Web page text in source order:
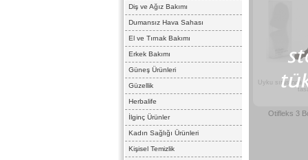
Diş ve Ağız Bakımı
Dumansız Hava Sahası
El ve Tırnak Bakımı
Erkek Bakımı
Güneş Ürünleri
Güzellik
Herbalife
İlginç Ürünler
Kadın Sağlığı Ürünleri
Kişisel Temizlik
Uyku sırasında
Otifleks 3